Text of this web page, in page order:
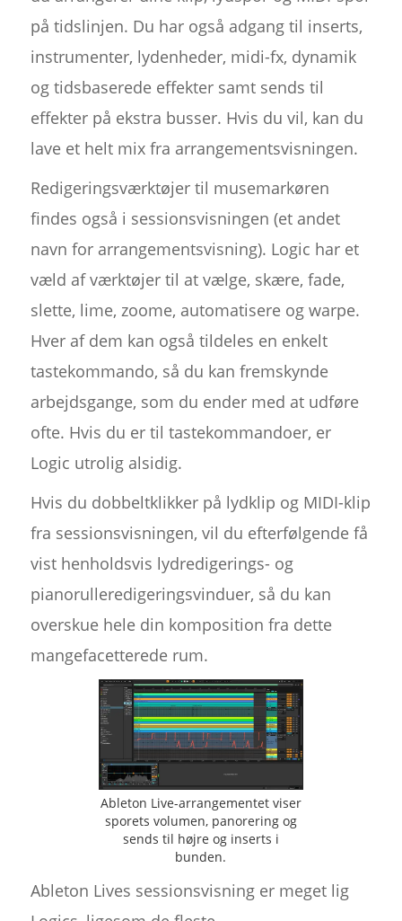
på tidslinjen. Du har også adgang til inserts,
instrumenter, lydenheder, midi-fx, dynamik
og tidsbaserede effekter samt sends til
effekter på ekstra busser. Hvis du vil, kan du
lave et helt mix fra arrangementsvisningen.
Redigeringsværktøjer til musemarkøren
findes også i sessionsvisningen (et andet
navn for arrangementsvisning). Logic har et
væld af værktøjer til at vælge, skære, fade,
slette, lime, zoome, automatisere og warpe.
Hver af dem kan også tildeles en enkelt
tastekommando, så du kan fremskynde
arbejdsgange, som du ender med at udføre
ofte. Hvis du er til tastekommandoer, er
Logic utrolig alsidig.
Hvis du dobbeltklikker på lydklip og MIDI-klip
fra sessionsvisningen, vil du efterfølgende få
vist henholdsvis lydredigerings- og
pianorulleredigeringsvinduer, så du kan
overskue hele din komposition fra dette
mangefacetterede rum.
Ableton Live-arrangementet viser
sporets volumen, panorering og
sends til højre og inserts i
bunden.
Ableton Lives sessionsvisning er meget lig